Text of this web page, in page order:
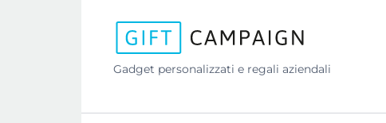
Gadget personalizzati e regali aziendali